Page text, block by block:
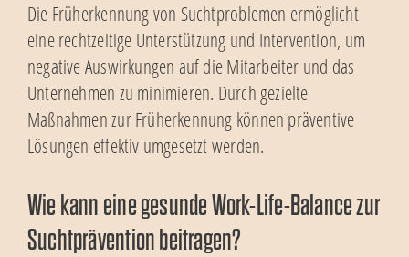
Die Früherkennung von Suchtproblemen ermöglicht
eine rechtzeitige Unterstützung und Intervention, um
negative Auswirkungen auf die Mitarbeiter und das
Unternehmen zu minimieren. Durch gezielte
Maßnahmen zur Früherkennung können präventive
Lösungen effektiv umgesetzt werden.
Wie kann eine gesunde Work-Life-Balance zur
Suchtprävention beitragen?